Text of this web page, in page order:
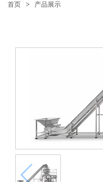
首页 > 产品展示